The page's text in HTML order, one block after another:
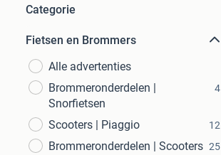
Categorie
Fietsen en Brommers
Alle advertenties
Brommeronderdelen |
Snorfietsen
4
Scooters | Piaggio 12
Brommeronderdelen | Scooters 25